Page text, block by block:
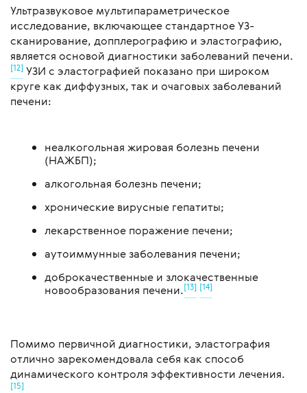
Ультразвуковое мультипараметрическое
исследование, включающее стандартное УЗ-
сканирование, допплерографию и эластографию,
является основой диагностики заболеваний печени.
[12] УЗИ с эластографией показано при широком
круге как диффузных, так и очаговых заболеваний
печени:
неалкогольная жировая болезнь печени
(НАЖБП);
алкогольная болезнь печени;
хронические вирусные гепатиты;
лекарственное поражение печени;
аутоиммунные заболевания печени;
доброкачественные и злокачественные
новообразования печени.[13] [14]
Помимо первичной диагностики, эластография
отлично зарекомендовала себя как способ
динамического контроля эффективности лечения.
[15]